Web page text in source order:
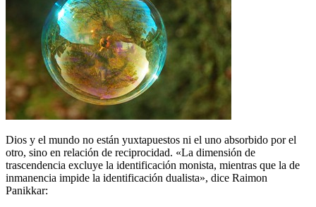
Dios y el mundo no están yuxtapuestos ni el uno absorbido por el
otro, sino en relación de reciprocidad. «La dimensión de
trascendencia excluye la identificación monista, mientras que la de
inmanencia impide la identificación dualista», dice Raimon
Panikkar: